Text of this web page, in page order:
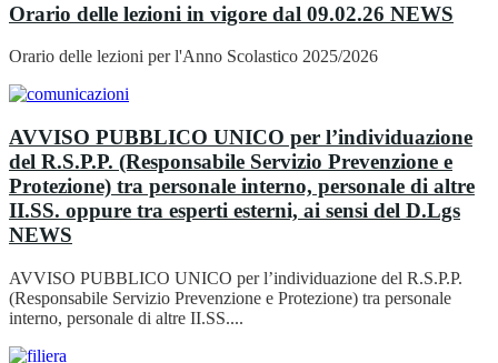
Orario delle lezioni in vigore dal 09.02.26 NEWS
Orario delle lezioni per l'Anno Scolastico 2025/2026
AVVISO PUBBLICO UNICO per l’individuazione
del R.S.P.P. (Responsabile Servizio Prevenzione e
Protezione) tra personale interno, personale di altre
II.SS. oppure tra esperti esterni, ai sensi del D.Lgs
NEWS
AVVISO PUBBLICO UNICO per l’individuazione del R.S.P.P.
(Responsabile Servizio Prevenzione e Protezione) tra personale
interno, personale di altre II.SS....